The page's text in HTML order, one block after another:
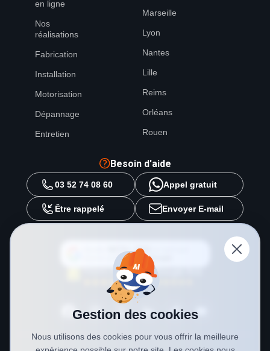
en ligne
Nos
réalisations
Fabrication
Installation
Motorisation
Dépannage
Entretien
Marseille
Lyon
Nantes
Lille
Reims
Orléans
Rouen
Besoin d'aide
03 52 74 08 60 Appel gratuit
Être rappelé Envoyer E-mail
METAL 2000
source préférée surGoogle
Gestion des cookies
Nous utilisons des cookies pour vous offrir la meilleure